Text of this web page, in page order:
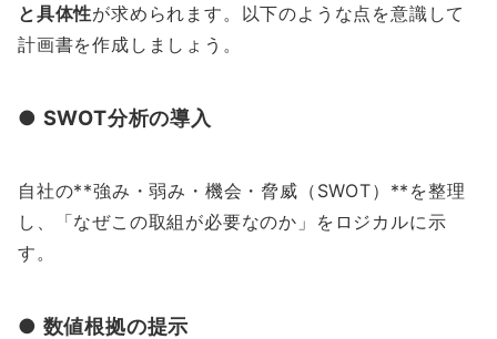
と具体性が求められます。以下のような点を意識して
計画書を作成しましょう。
● SWOT分析の導入
自社の**強み・弱み・機会・脅威（SWOT）**を整理
し、「なぜこの取組が必要なのか」をロジカルに示
す。
● 数値根拠の提示